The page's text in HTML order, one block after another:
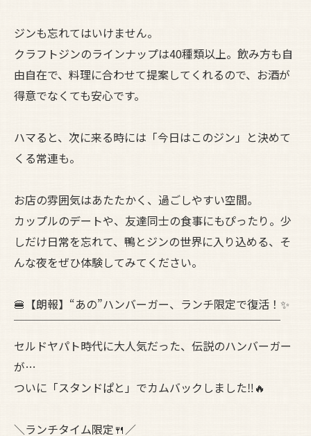
ジンも忘れてはいけません。
クラフトジンのラインナップは40種類以上。飲み方も自
由自在で、料理に合わせて提案してくれるので、お酒が
得意でなくても安心です。
ハマると、次に来る時には「今日はこのジン」と決めて
くる常連も。
お店の雰囲気はあたたかく、過ごしやすい空間。
カップルのデートや、友達同士の食事にもぴったり。少
しだけ日常を忘れて、鴨とジンの世界に入り込める、そ
んな夜をぜひ体験してみてください。
🍔【朗報】“あの”ハンバーガー、ランチ限定で復活！✨
￣￣￣￣￣￣￣￣￣￣￣￣￣￣￣￣￣￣￣￣￣￣￣￣
セルドヤパト時代に大人気だった、伝説のハンバーガー
が…
ついに「スタンドぱと」でカムバックしました‼︎🔥
＼ランチタイム限定🍴／